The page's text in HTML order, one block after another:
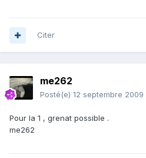
Citer
me262
Posté(e) 12 septembre 2009
Pour la 1 , grenat possible .
me262